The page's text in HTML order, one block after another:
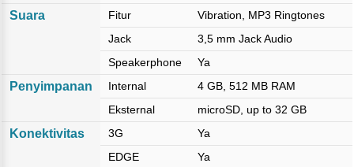
Suara Fitur
Vibration, MP3 Ringtones
Jack
3,5 mm Jack Audio
Speakerphone
Ya
Penyimpanan Internal
4 GB, 512 MB RAM
Eksternal
microSD, up to 32 GB
Konektivitas 3G
Ya
EDGE
Ya